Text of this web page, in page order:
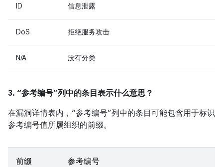
ID 信息泄露
DoS 拒绝服务攻击
N/A 没有分类
3. “参考编号”列中的条目表示什么意思？
在漏洞详情表内，“参考编号”列中的条目可能包含用于标识
参考编号值所属组织的前缀。
前缀 参考编号